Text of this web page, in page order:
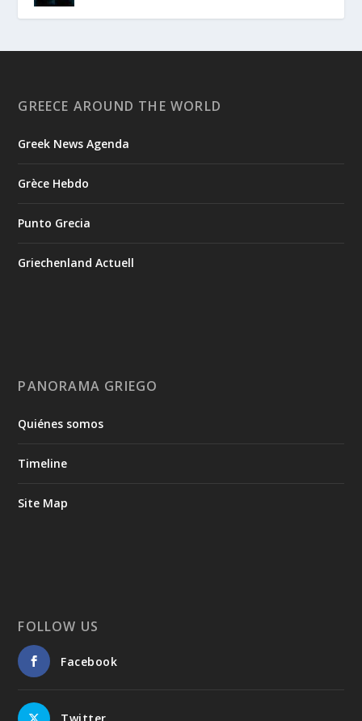
GREECE AROUND THE WORLD
Greek News Agenda
Grèce Hebdo
Punto Grecia
Griechenland Actuell
PANORAMA GRIEGO
Quiénes somos
Timeline
Site Map
FOLLOW US
Facebook